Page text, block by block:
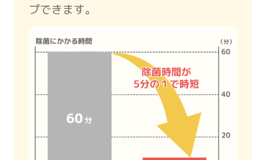
プできます。